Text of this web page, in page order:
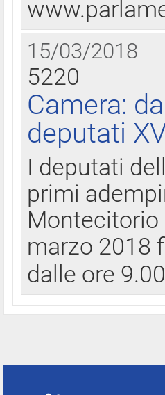
15/03/2018
5220
Camera:
deputati
I deputati
primi
Montecitorio
marzo 2018
dalle ore